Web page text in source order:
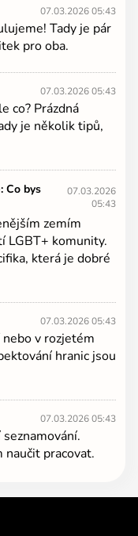
07.03.2026 05:43
Tady je pár
pro oba.
07.03.2026 05:43
co? Prázdná
je několik tipů,
Co bys
07.03.2026
05:43
zemím
LGBT+ komunity.
která je dobré
07.03.2026 05:43
v rozjetém
hranic jsou
07.03.2026 05:43
naučit pracovat.